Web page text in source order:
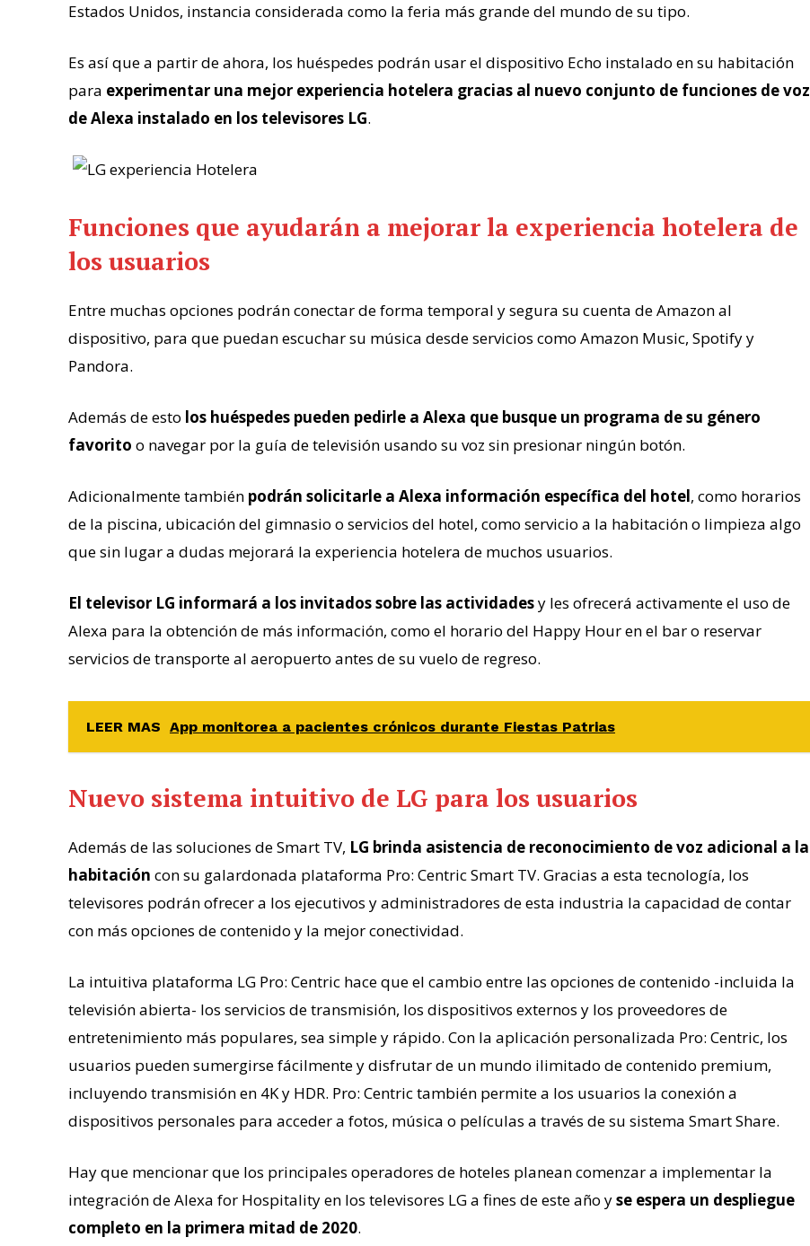
Estados Unidos, instancia considerada como la feria más grande del mundo de su tipo.
Es así que a partir de ahora, los huéspedes podrán usar el dispositivo Echo instalado en su habitación
para experimentar una mejor experiencia hotelera gracias al nuevo conjunto de funciones de voz
deAlexa instalado en los televisores LG.
Funciones que ayudarán a mejorar la experiencia hotelera de
los usuarios
Entre muchas opciones podrán conectar de forma temporal y segura su cuenta de Amazon al
dispositivo, para que puedan escuchar su música desde servicios como Amazon Music, Spotify y
Pandora.
Además de esto los huéspedes pueden pedirle a Alexa que busque un programa de su género
favorito o navegar por la guía de televisión usando su voz sin presionar ningún botón.
Adicionalmente también podrán solicitarle a Alexa información específica del hotel, como horarios
de la piscina, ubicación del gimnasio o servicios del hotel, como servicio a la habitación o limpieza algo
que sin lugar a dudas mejorará la experiencia hotelera de muchos usuarios.
El televisor LG informará a los invitados sobre las actividadesy les ofrecerá activamente el uso de
Alexa para la obtención de más información, como el horario del Happy Hour en el bar o reservar
servicios de transporte al aeropuerto antes de su vuelo de regreso.
LEER MAS App monitorea a pacientes crónicos durante Fiestas Patrias
Nuevo sistema intuitivo de LG para los usuarios
Además de las soluciones de Smart TV, LG brinda asistencia de reconocimiento de voz adicional a la
habitación con su galardonada plataforma Pro: Centric Smart TV. Gracias a esta tecnología, los
televisores podrán ofrecer a los ejecutivos y administradores de esta industria la capacidad de contar
con más opciones de contenido y la mejor conectividad.
La intuitiva plataforma LG Pro: Centric hace que el cambio entre las opciones de contenido -incluida la
televisión abierta- los servicios de transmisión, los dispositivos externos y los proveedores de
entretenimiento más populares, sea simple y rápido. Con la aplicación personalizada Pro: Centric, los
usuarios pueden sumergirse fácilmente y disfrutar de un mundo ilimitado de contenido premium,
incluyendo transmisión en 4K y HDR. Pro: Centric también permite a los usuarios la conexión a
dispositivos personales para acceder a fotos, música o películas a través de su sistema Smart Share.
Hay que mencionar que los principales operadores de hoteles planean comenzar a implementar la
integración deAlexa for Hospitalityen los televisores LG a fines de este año yse espera un despliegue
completo en la primera mitad de 2020.